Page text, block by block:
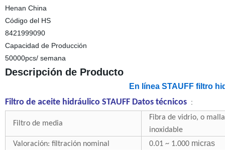
Henan China
Código del HS
8421999090
Capacidad de Producción
50000pcs/ semana
Descripción de Producto
En línea STAUFF filtro
Filtro de aceite hidráulico STAUFF Datos técnicos:
Filtro de media
Fibra de vidrio, o
inoxidable
Valoración: filtración nominal
0.01 ~ 1.000micras